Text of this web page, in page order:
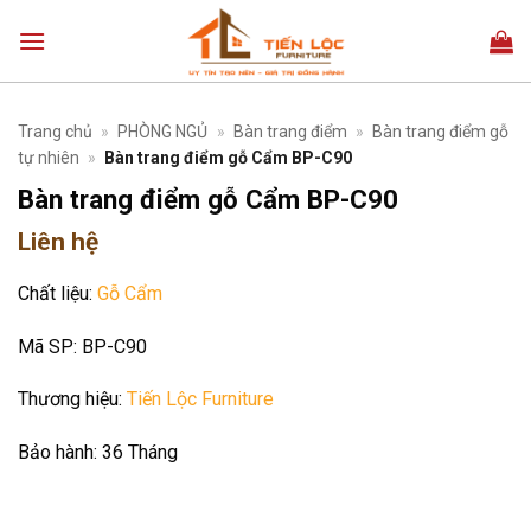
qua
Trang chủ » PHÒNG NGỦ » Bàn trang điểm »
Bàn trang điểm gỗ
tự nhiên » Bàn trang điểm gỗ Cẩm BP-C90
Bàn trang điểm gỗ Cẩm BP-C90
Liên hệ
Chất liệu: Gỗ Cẩm
Mã SP: BP-C90
Thương hiệu: Tiến Lộc Furniture
Bảo hành: 36 Tháng